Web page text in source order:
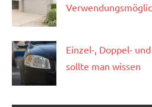
Einzel-, Doppel-
sollte man wissen